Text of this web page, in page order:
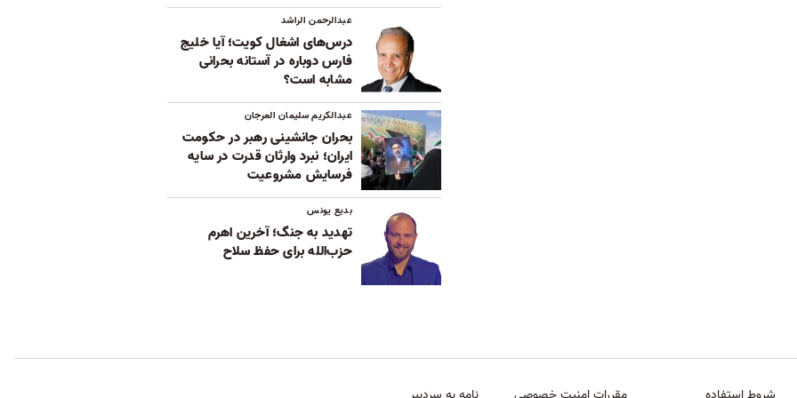
عبدالرحمن الراشد
درس‌های اشغال کویت؛ آیا خلیج
فارس دوباره در آستانه بحرانی
مشابه است؟
عبدالکریم سلیمان العرجان
بحران جانشینی رهبر در حکومت
ایران؛ نبرد وارثان قدرت در سایه
فرسایش مشروعیت
بدیع یونس
تهدید به جنگ؛ آخرین اهرم
حزب‌الله برای حفظ سلاح